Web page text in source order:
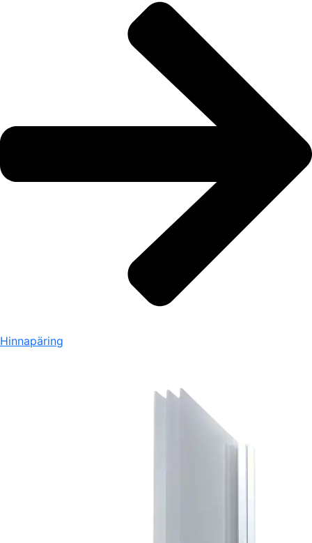
Hinnapäring